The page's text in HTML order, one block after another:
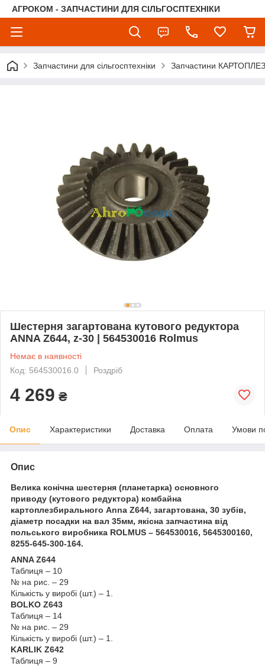
АГРОКОМ - ЗАПЧАСТИНИ ДЛЯ СІЛЬГОСПТЕХНІКИ
Запчастини для сільгосптехніки Запчастини
Шестерня загартована кутового редуктора
ANNA Z644, z-30 | 564530016 Rolmus
Немає в наявності
Код: 564530016.0
Роздріб
4 269 ₴
Опис Характеристики Доставка Оплата Умови
Опис
Велика конічна шестерня (планетарка) основного
приводу (кутового редуктора) комбайна
картоплезбирального Anna Z644, загартована, 30 зубів,
діаметр посадки на вал 35мм, якісна запчастина від
польського виробника ROLMUS – 564530016, 5645300160,
8255-645-300-164.
ANNA Z644
Таблиця – 10
№ на рис. – 29
Кількість у виробі (шт.) – 1.
BOLKO Z643
Таблиця – 14
№ на рис. – 29
Кількість у виробі (шт.) – 1.
KARLIK Z642
Таблиця – 9